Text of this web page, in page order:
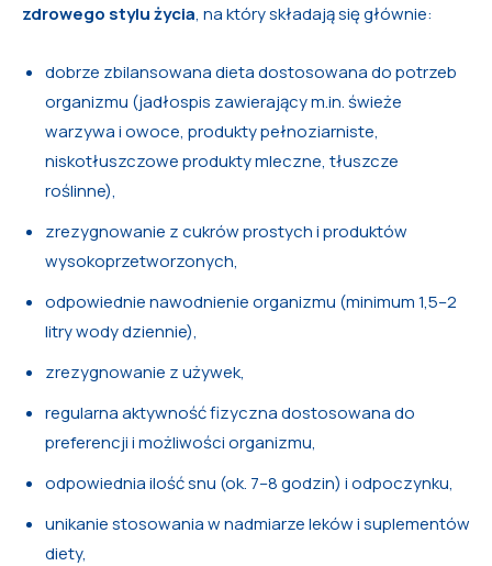
zdrowego stylu życia, na który składają się głównie:
dobrze zbilansowana dieta dostosowana do potrzeb
organizmu (jadłospis zawierający m.in. świeże
warzywa i owoce, produkty pełnoziarniste,
niskotłuszczowe produkty mleczne, tłuszcze
roślinne),
zrezygnowanie z cukrów prostych i produktów
wysokoprzetworzonych,
odpowiednie nawodnienie organizmu (minimum 1,5–2
litry wody dziennie),
zrezygnowanie z używek,
regularna aktywność fizyczna dostosowana do
preferencji i możliwości organizmu,
odpowiednia ilość snu (ok. 7–8 godzin) i odpoczynku,
unikanie stosowania w nadmiarze leków i suplementów
diety,